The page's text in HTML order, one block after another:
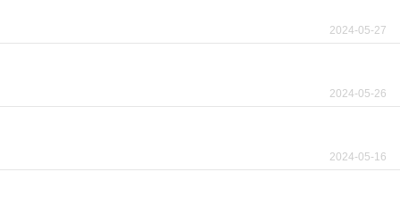
2024-05-27
2024-05-26
2024-05-16